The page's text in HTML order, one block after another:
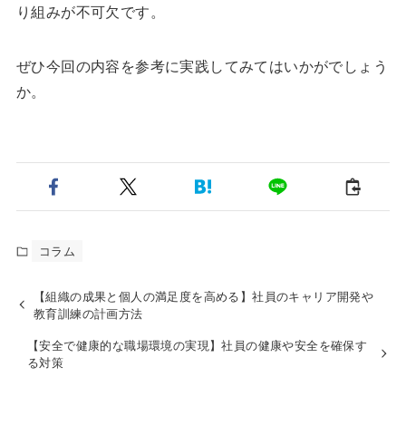
り組みが不可欠です。
ぜひ今回の内容を参考に実践してみてはいかがでしょう
か。
コラム
【組織の成果と個人の満足度を高める】社員のキャリア開発や
教育訓練の計画方法
【安全で健康的な職場環境の実現】社員の健康や安全を確保す
る対策